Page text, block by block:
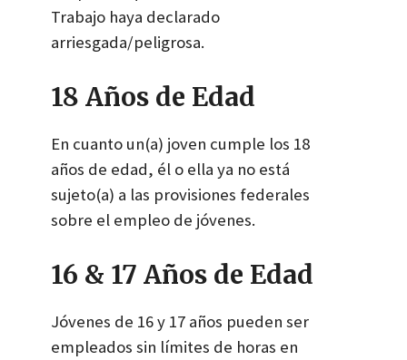
Trabajo haya declarado
arriesgada/peligrosa.
18 Años de Edad
En cuanto un(a) joven cumple los 18
años de edad, él o ella ya no está
sujeto(a) a las provisiones federales
sobre el empleo de jóvenes.
16 & 17 Años de Edad
Jóvenes de 16 y 17 años pueden ser
empleados sin límites de horas en